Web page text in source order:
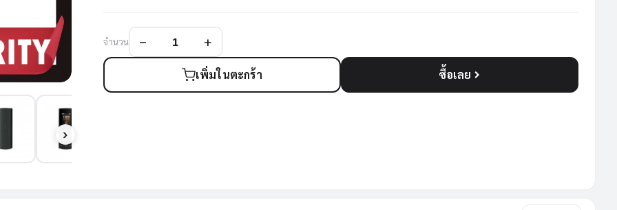
›
จำนวน
เพิ่มในตะกร้า ซื้อเลย